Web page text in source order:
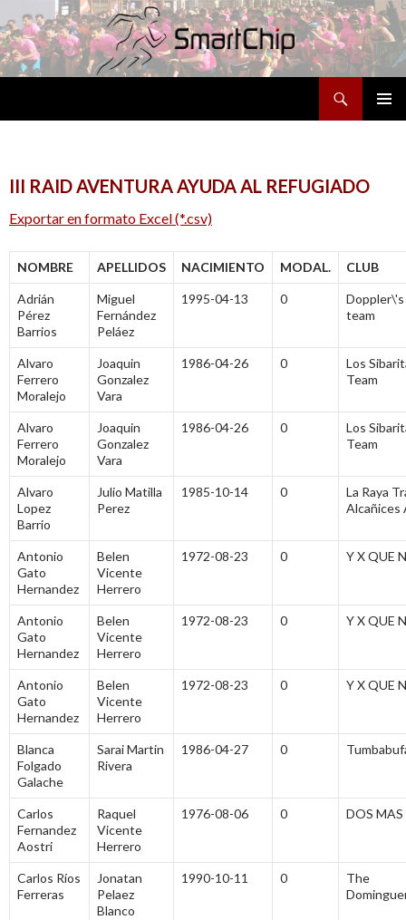
III RAID AVENTURA AYUDA AL REFUGIADO
Exportar en formato Excel (*.csv)
NOMBRE APELLIDOS NACIMIENTO MODAL. CLUB
Adrián
Pérez
Barrios
Miguel
Fernández
Peláez
1995-04-13 0
Doppler\'s
team
Alvaro
Ferrero
Moralejo
Joaquin
Gonzalez
Vara
1986-04-26 0
Los
Team
Alvaro
Ferrero
Moralejo
Joaquin
Gonzalez
Vara
1986-04-26 0
Los
Team
Alvaro
Lopez
Barrio
Julio Matilla
Perez
1985-10-14 0
La Raya
Alcañices
Antonio
Gato
Hernandez
Belen
Vicente
Herrero
1972-08-23 0 Y X QUE
Antonio
Gato
Hernandez
Belen
Vicente
Herrero
1972-08-23 0 Y X QUE
Antonio
Gato
Hernandez
Belen
Vicente
Herrero
1972-08-23 0 Y X QUE
Blanca
Folgado
Galache
Sarai Martin
Rivera
1986-04-27 0
Carlos
Fernandez
Aostri
Raquel
Vicente
Herrero
1976-08-06 0 DOS MAS
Carlos Ríos
Ferreras
Jonatan
Pelaez
Blanco
1990-10-11 0
The